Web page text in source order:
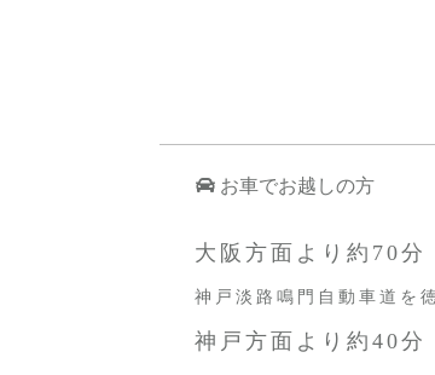
お車でお越しの方
大阪方面より約70分
神戸淡路鳴門自動車道を
神戸方面より約40分